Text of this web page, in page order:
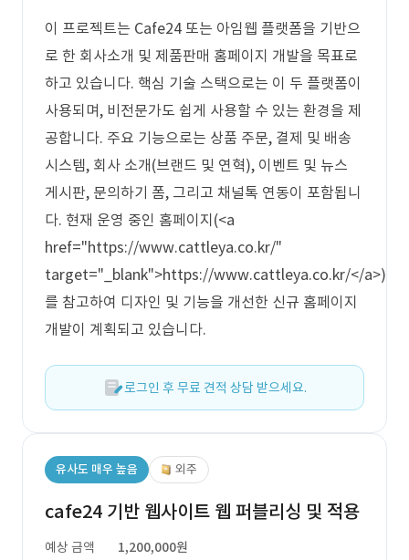
이 프로젝트는 Cafe24 또는 아임웹 플랫폼을 기반으
로 한 회사소개 및 제품판매 홈페이지 개발을 목표로
하고 있습니다. 핵심 기술 스택으로는 이 두 플랫폼이
사용되며, 비전문가도 쉽게 사용할 수 있는 환경을 제
공합니다. 주요 기능으로는 상품 주문, 결제 및 배송
시스템, 회사 소개(브랜드 및 연혁), 이벤트 및 뉴스
게시판, 문의하기 폼, 그리고 채널톡 연동이 포함됩니
다. 현재 운영 중인 홈페이지(<a
href="https://www.cattleya.co.kr/"
target="_blank">https://www.cattleya.co.kr/</a>)
를 참고하여 디자인 및 기능을 개선한 신규 홈페이지
개발이 계획되고 있습니다.
로그인 후 무료 견적 상담 받으세요.
유사도 매우 높음 외주
cafe24 기반 웹사이트 웹 퍼블리싱 및 적용
예상 금액
1,200,000원